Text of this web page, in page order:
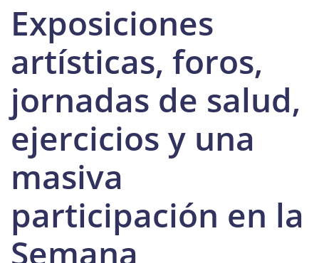
Exposiciones
artísticas, foros,
jornadas de salud,
ejercicios y una
masiva
participación en la
Semana